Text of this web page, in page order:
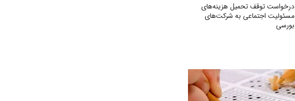
درخواست توقف تحمیل هزینه‌های
مسئولیت اجتماعی به شرکت‌های
بورسی